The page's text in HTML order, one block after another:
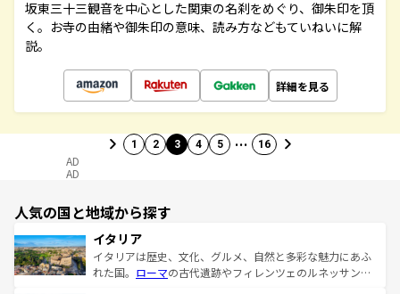
坂東三十三観音を中心とした関東の名刹をめぐり、御朱印を頂
く。お寺の由緒や御朱印の意味、読み方などもていねいに解
説。
詳細を見る
1 2 3 4 5 … 16
AD
AD
人気の国と地域から探す
イタリア
イタリアは歴史、文化、グルメ、自然と多彩な魅力にあふ
れた国。 ローマの古代遺跡やフィレンツェのルネッサンス